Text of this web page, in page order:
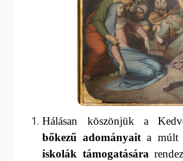
Hálásan köszönjük a
bőkezű adományaita múlt
iskolák támogatására